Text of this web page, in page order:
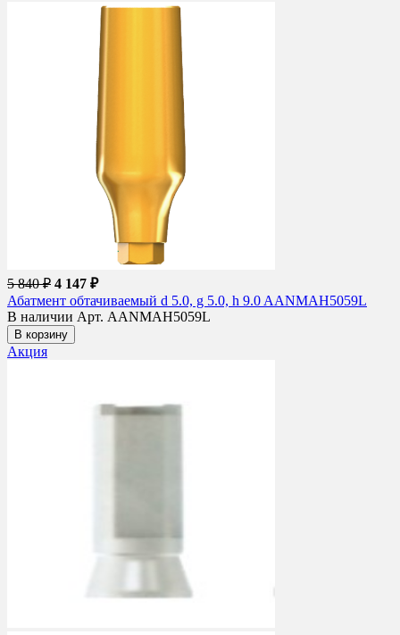
5 840 ₽ 4 147 ₽
Абатмент обтачиваемый d 5.0, g 5.0, h 9.0 AANMAH5059L
В наличии Арт. AANMAH5059L
В корзину
Акция